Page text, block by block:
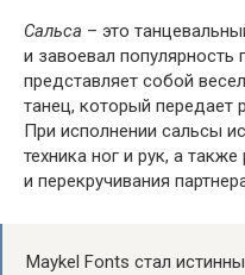
Сальса – это
и завоевал популярность
представляет собой
танец, который передает
При исполнении сальсы
техника ног и рук, а
и перекручивания
Maykel Fonts стал